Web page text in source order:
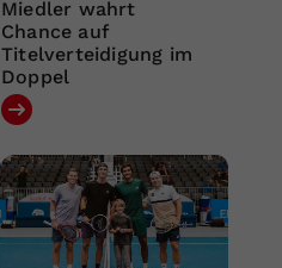
Miedler wahrt
Chance auf
Titelverteidigung im
Doppel